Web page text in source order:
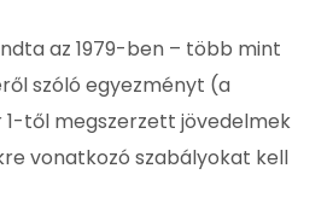
az 1979-ben – több mint
szóló egyezményt (a
től megszerzett jövedelmek
vonatkozó szabályokat kell